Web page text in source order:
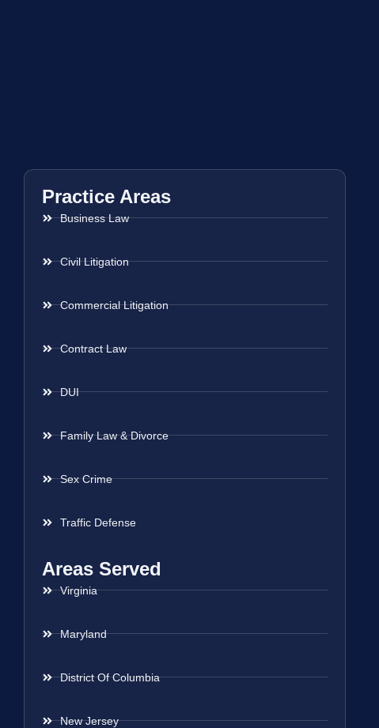
Practice Areas
Business Law
Civil Litigation
Commercial Litigation
Contract Law
DUI
Family Law & Divorce
Sex Crime
Traffic Defense
Areas Served
Virginia
Maryland
District Of Columbia
New Jersey